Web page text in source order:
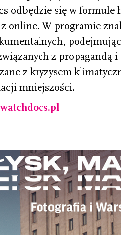
odbędzie się w formule
online. W programie
z propagandą
z kryzysem
mniejszości.
watchdocs.pl